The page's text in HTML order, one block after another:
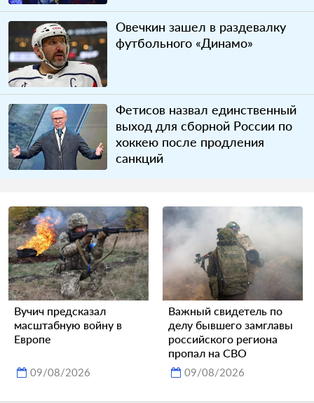
Овечкин зашел в раздевалку
футбольного «Динамо»
Фетисов назвал единственный
выход для сборной России по
хоккею после продления
санкций
Вучич предсказал
масштабную войну в
Европе
09/08/2026
Важный свидетель по
делу бывшего замглавы
российского региона
пропал на СВО
09/08/2026